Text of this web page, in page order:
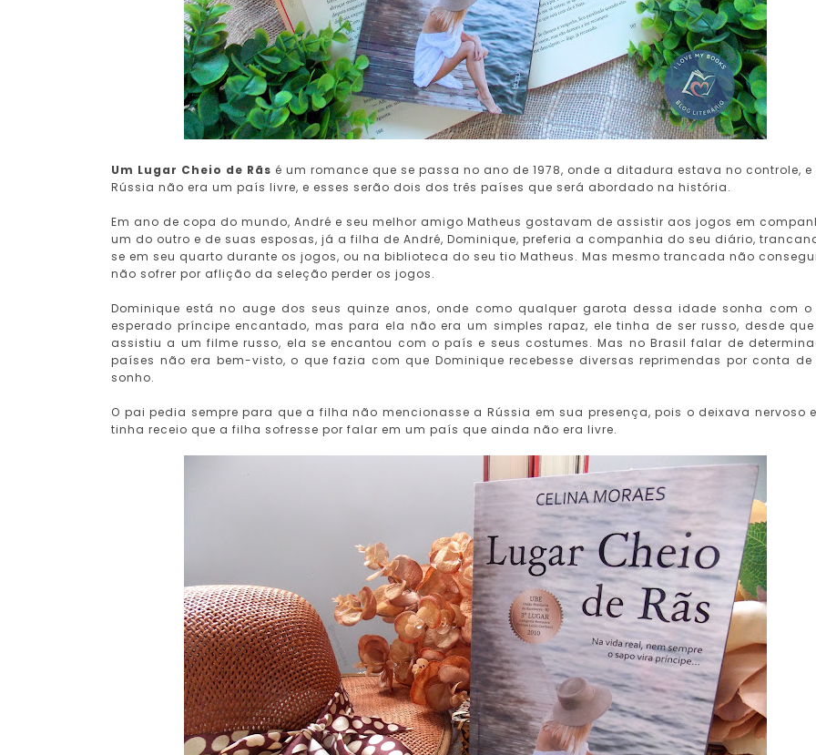
Um Lugar Cheio de Rãs é um romance que se passa no ano de 1978, onde a ditadura estava no controle, e
Rússia não era um país livre, e esses serão dois dos três países que será abordado na história.
Em ano de copa do mundo, André e seu melhor amigo Matheus gostavam de assistir aos jogos em
um do outro e de suas esposas, já a filha de André, Dominique, preferia a companhia do seu diário,
se em seu quarto durante os jogos, ou na biblioteca do seu tio Matheus. Mas mesmo trancada não
não sofrer por aflição da seleção perder os jogos.
Dominique está no auge dos seus quinze anos, onde como qualquer garota dessa idade sonha com o
esperado príncipe encantado, mas para ela não era um simples rapaz, ele tinha de ser russo, desde
assistiu a um filme russo, ela se encantou com o país e seus costumes. Mas no Brasil falar de
países não era bem-visto, o que fazia com que Dominique recebesse diversas reprimendas por conta de
sonho.
O pai pedia sempre para que a filha não mencionasse a Rússia em sua presença, pois o deixava nervoso
tinha receio que a filha sofresse por falar em um país que ainda não era livre.